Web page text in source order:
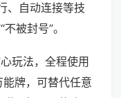
、自动连接等技
被封号”。
玩法，全程使用
牌，可替代任意